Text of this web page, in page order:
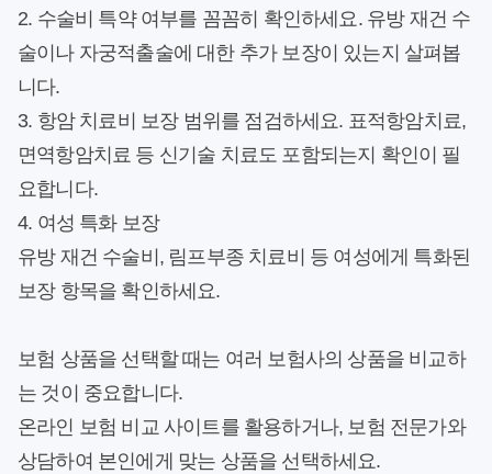
2. 수술비 특약 여부를 꼼꼼히 확인하세요. 유방 재건 수
술이나 자궁적출술에 대한 추가 보장이 있는지 살펴봅
니다.
3. 항암 치료비 보장 범위를 점검하세요. 표적항암치료,
면역항암치료 등 신기술 치료도 포함되는지 확인이 필
요합니다.
4. 여성 특화 보장
유방 재건 수술비, 림프부종 치료비 등 여성에게 특화된
보장 항목을 확인하세요.
보험 상품을 선택할 때는 여러 보험사의 상품을 비교하
는 것이 중요합니다.
온라인 보험 비교 사이트를 활용하거나, 보험 전문가와
상담하여 본인에게 맞는 상품을 선택하세요.